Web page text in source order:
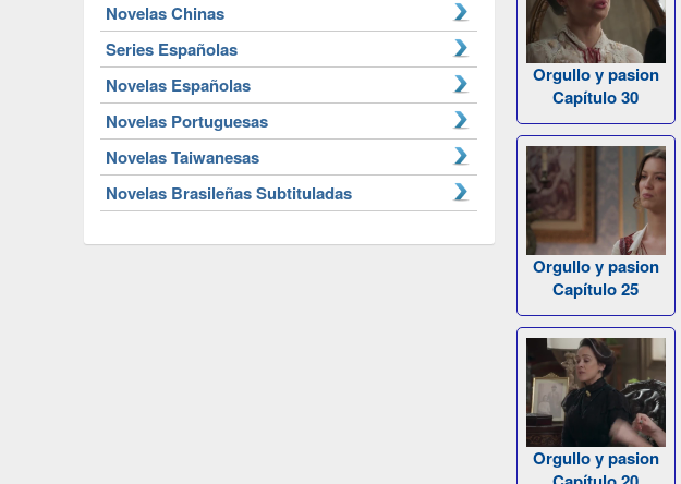
Novelas Chinas
Series Españolas
Novelas Españolas
Novelas Portuguesas
Novelas Taiwanesas
Novelas Brasileñas Subtituladas
Orgullo y pasion
Capítulo 30
Orgullo y pasion
Capítulo 25
Orgullo y pasion